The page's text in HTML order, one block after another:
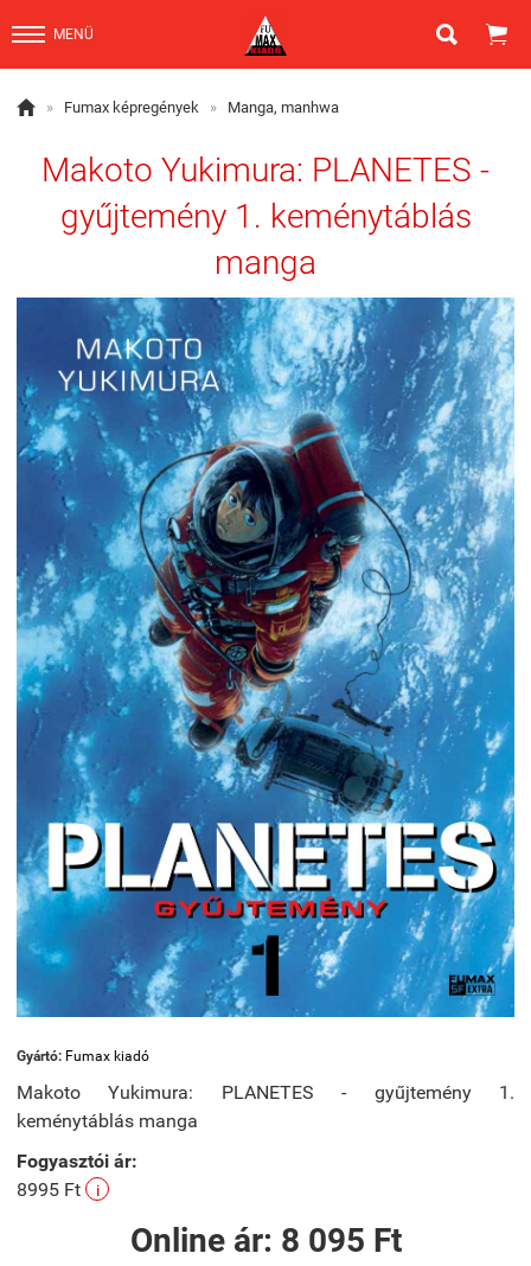
MENÜ  
 » Fumax képregények » Manga, manhwa
Makoto Yukimura: PLANETES -
gyűjtemény 1. keménytáblás
manga
Gyártó: Fumax kiadó
Makoto Yukimura: PLANETES - gyűjtemény 1.
keménytáblás manga
Fogyasztói ár:
8995 Ft
i
Online ár: 8 095 Ft